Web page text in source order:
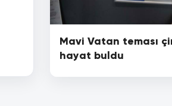
Mavi Vatan teması
hayat buldu